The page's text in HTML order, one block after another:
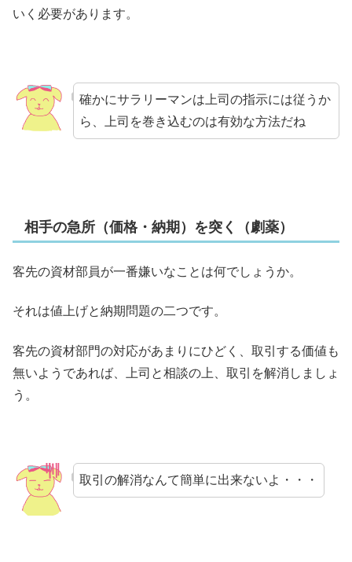
いく必要があります。
確かにサラリーマンは上司の指示には従うか
ら、上司を巻き込むのは有効な方法だね
相手の急所（価格・納期）を突く（劇薬）
客先の資材部員が一番嫌いなことは何でしょうか。
それは値上げと納期問題の二つです。
客先の資材部門の対応があまりにひどく、取引する価値も
無いようであれば、上司と相談の上、取引を解消しましょ
う。
取引の解消なんて簡単に出来ないよ・・・